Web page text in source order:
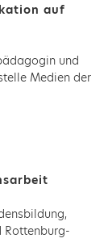
auf
und
Medien der
Rottenburg-